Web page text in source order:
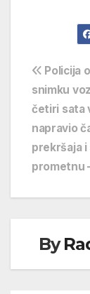
Policija
snimku
četiri sata
napravio
prekršaja i
prometnu
By